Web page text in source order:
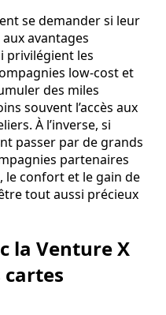
se demander si leur
avantages
privilégient les
low‑cost et
des miles
souvent l’accès aux
À l’inverse, si
passer par de grands
partenaires
le confort et le gain de
tout aussi précieux
la Venture X
cartes